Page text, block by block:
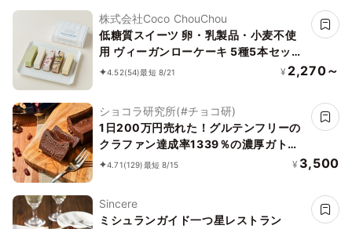
株式会社Coco ChouChou
低糖質スイーツ 卵・乳製品・小麦不使
用 ヴィーガンローケーキ 5種5本セット
《ヴィーガンスイーツ》《ロースイー
4.52(54)最短 8/21 ¥ 2,270～
ショコラ研究所(#チョコ研)
1日200万円売れた！グルテンフリーの
クラファン達成率1339％の濃厚ガトー
ショコラ誕生日プレゼント
4.71(129)最短 8/15 ¥ 3,500
Sincere
ミシュランガイド一つ星レストラン